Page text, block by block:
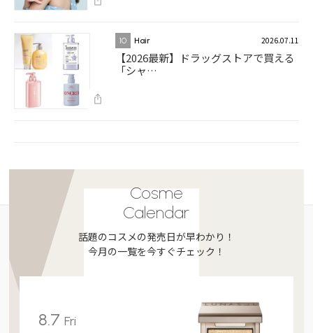
10 Hair 2026.07.11
【2026最新】ドラッグストアで買える
「シャ…
Cosme
Calendar
話題のコスメの発売日が早わかり！
今月の一覧を今すぐチェック！
8.7Fri